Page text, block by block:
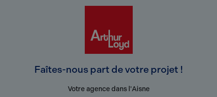
Faîtes-nous part de votre projet !
Votre agence dans l'Aisne